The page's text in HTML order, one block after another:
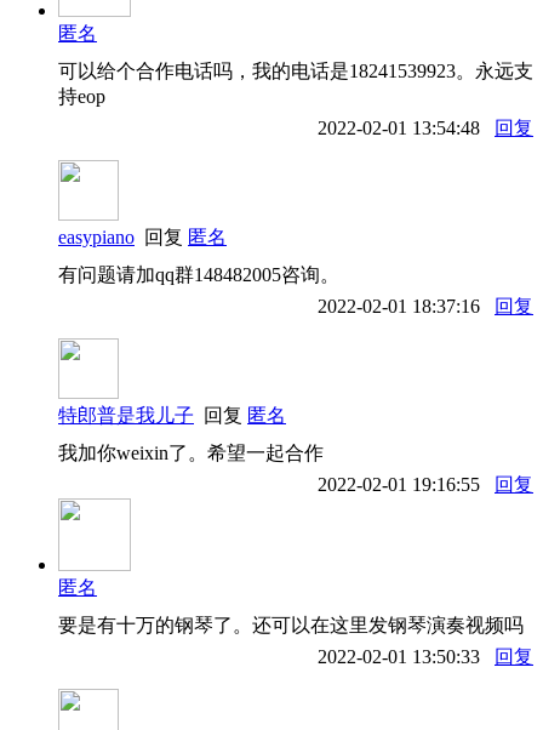
匿名
可以给个合作电话吗，我的电话是18241539923。永远支
持eop
2022-02-01 13:54:48
回复
easypiano 回复 匿名
有问题请加qq群148482005咨询。
2022-02-01 18:37:16
回复
特郎普是我儿子 回复 匿名
我加你weixin了。希望一起合作
2022-02-01 19:16:55
回复
匿名
要是有十万的钢琴了。还可以在这里发钢琴演奏视频吗
2022-02-01 13:50:33
回复